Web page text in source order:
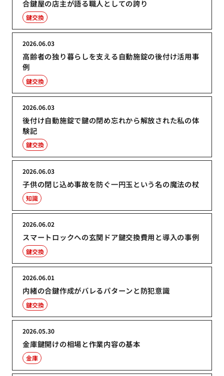
合鍵屋の店主が語る職人としての誇り
鍵交換
高齢者の独り暮らしを支える自動施錠の後付け活用事
例
2026.06.03
鍵交換
後付け自動施錠で鍵の閉め忘れから解放された私の体
験記
2026.06.03
鍵交換
子供の閉じ込め事故を防ぐ一円玉という名の魔法の杖
2026.06.03
知識
スマートロックへの玄関ドア鍵交換費用と導入の事例
2026.06.02
鍵交換
内緒の合鍵作成がバレるパターンと防犯意識
2026.06.01
鍵交換
金庫鍵開けの相場と作業内容の基本
2026.05.30
金庫